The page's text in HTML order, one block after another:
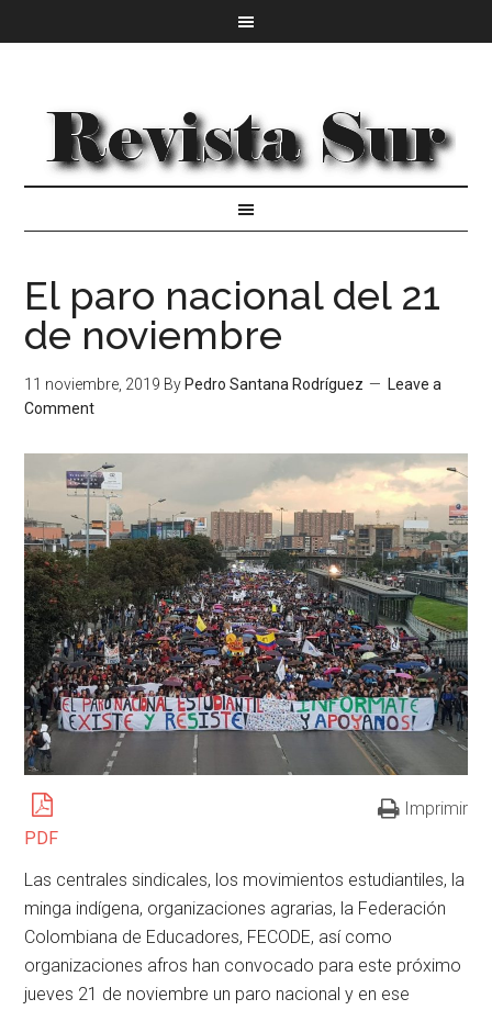
El paro nacional del 21
de noviembre
11 noviembre, 2019 By Pedro Santana Rodríguez
Leave a
Comment
PDF
Imprimir
Las centrales sindicales, los movimientos estudiantiles, la
minga indígena, organizaciones agrarias, la Federación
Colombiana de Educadores, FECODE, así como
organizaciones afros han convocado para este próximo
jueves 21 de noviembre un paro nacional y en ese